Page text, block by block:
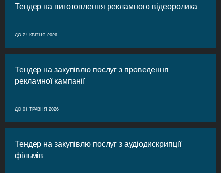
Тендер на виготовлення рекламного відеоролика
ДО 24 КВІТНЯ 2026
Тендер на закупівлю послуг з проведення
рекламної кампанії
ДО 01 ТРАВНЯ 2026
Тендер на закупівлю послуг з аудіодискрипції
фільмів